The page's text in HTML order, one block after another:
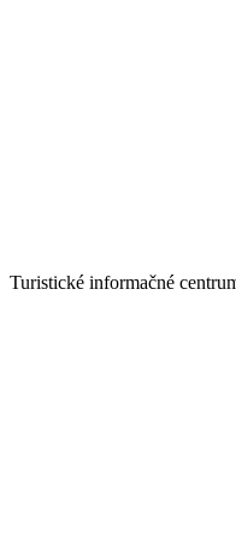
Turistické informačné